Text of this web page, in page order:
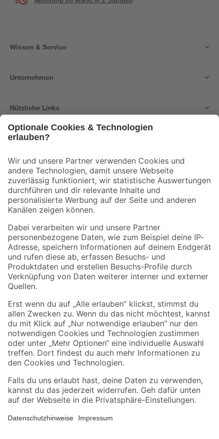
Wissen & Service
Unternehmen
Nützliche Links
Der toom Newsletter: Keine Angebote und Aktionen mehr verpassen!
Zur Newsletter Anmeldung
Folge uns
Zahlungsarten Versandarten
Sicher einkaufen
Jetzt die toom-App herunterladen
Alle Preisangaben in EUR inkl. gesetzl. MwSt.. Die dargestellten Angebote sind unter
Umständen nicht in allen Märkten verfügbar. Die angegebenen Verfügbarkeiten beziehen
Produkte nur solange der Vorrat reicht.
*Paketversand ab 59 € versandkostenfrei, gilt nicht für Artikel mit Speditionsversand, hier